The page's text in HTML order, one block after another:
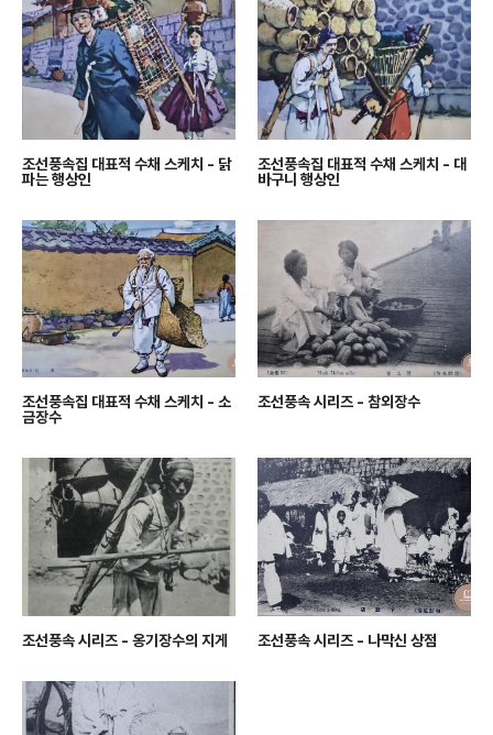
조선풍속집 대표적 수채 스케치 - 닭
파는 행상인
조선풍속집 대표적 수채 스케치 - 대
바구니 행상인
조선풍속집 대표적 수채 스케치 - 소
금장수
조선풍속 시리즈 - 참외장수
조선풍속 시리즈 - 옹기장수의 지게 조선풍속 시리즈 - 나막신 상점